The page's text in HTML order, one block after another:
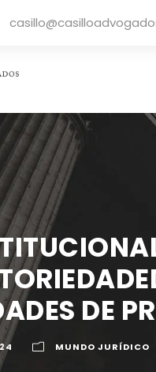
DE
MUNDO JURÍDICO